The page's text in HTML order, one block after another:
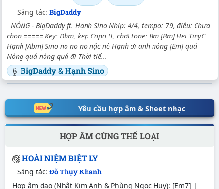
Sáng tác: BigDaddy
NÓNG - BigDaddy ft. Hạnh Sino Nhịp: 4/4, tempo: 79, điệu: Chưa
chọn ===== Key: Dbm, kẹp Capo II, chơi tone: Bm [Bm] Hei TinyC
Hạnh [Abm] Sino no no no nặc nô Hạnh ơi anh nóng [Bm] quá
Nóng quá nóng quá đi Thời tiế...
BigDaddy&Hạnh Sino
Yêu cầu hợp âm & Sheet nhạc
HỢP ÂM CÙNG THỂ LOẠI
HOÀI NIỆM BIỆT LY
Sáng tác: Đỗ Thụy Khanh
Hợp âm dạo (Nhật Kim Anh & Phùng Ngọc Huy): [Em7] |